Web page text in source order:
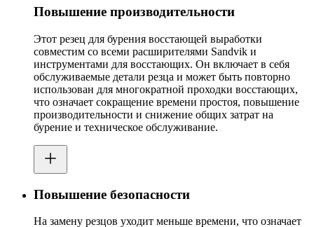
Повышение производительности
Этот резец для бурения восстающей выработки
совместим со всеми расширителями Sandvik и
инструментами для восстающих. Он включает в себя
обслуживаемые детали резца и может быть повторно
использован для многократной проходки восстающих,
что означает сокращение времени простоя, повышение
производительности и снижение общих затрат на
бурение и техническое обслуживание.
Повышение безопасности
На замену резцов уходит меньше времени, что означает